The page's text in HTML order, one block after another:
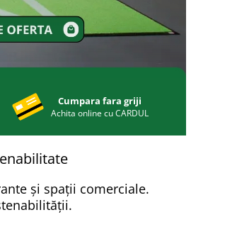
Cumpara fara griji
Achita online cu CARDUL
și spații comerciale.